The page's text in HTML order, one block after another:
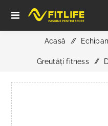
Acasă /
Greutăți fitness /
Disc bumper ATX